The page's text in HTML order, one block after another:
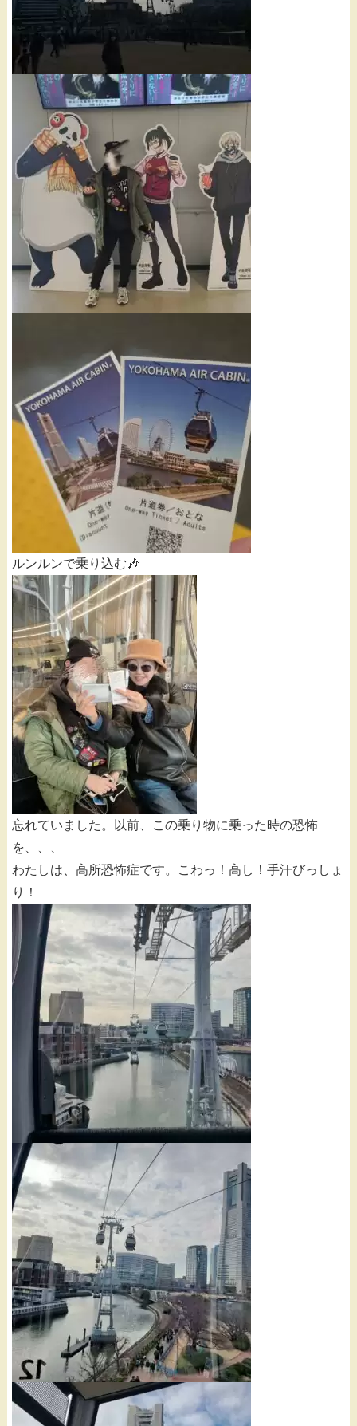
ルンルンで乗り込む🎶
忘れていました。以前、この乗り物に乗った時の恐怖
を、、、
わたしは、高所恐怖症です。こわっ！高し！手汗びっしょ
り！